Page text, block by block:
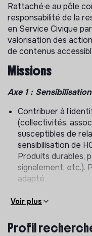
Rattaché·e au pôle
responsabilité de la
en Service Civique
valorisation des
de contenus
Missions
Axe 1 : Sensibilisation
Contribuer à
(collectivités,
susceptibles de
sensibilisation de
Produits durables,
signalement, etc.).
adapté.
varié·es
et solutions autour
Voir plus
Profil